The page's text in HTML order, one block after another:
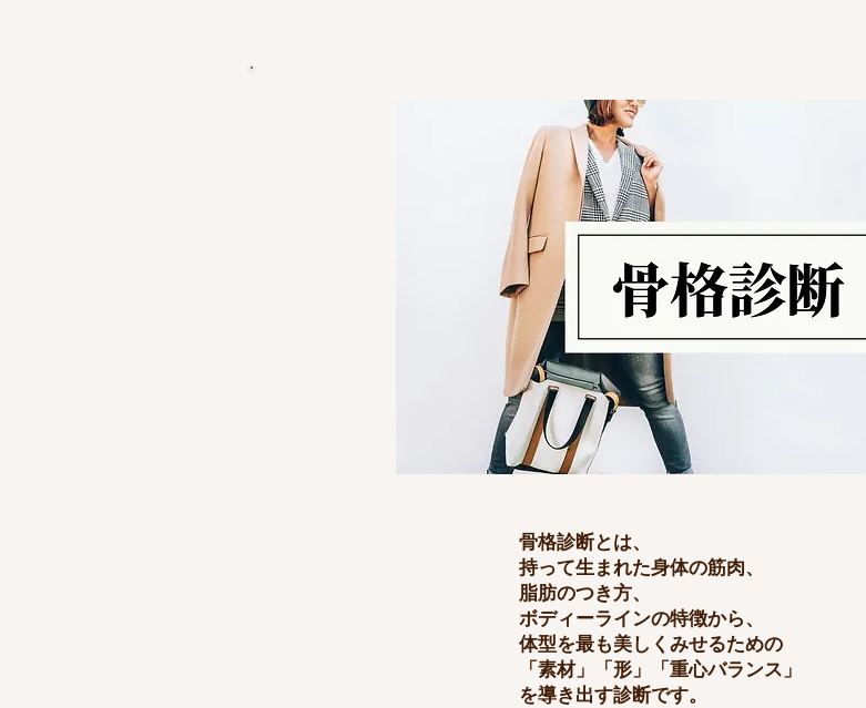
骨格診断とは、
持って生まれた身体の筋肉、
脂肪のつき方、
ボディーラインの特徴から、
体型を最も美しくみせるための
「素材」「形」「重心バランス」
を導き出す診断です。